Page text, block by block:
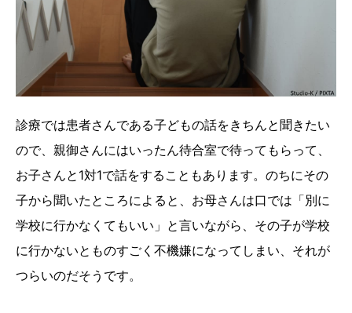
診療では患者さんである子どもの話をきちんと聞きたい
ので、親御さんにはいったん待合室で待ってもらって、
お子さんと1対1で話をすることもあります。のちにその
子から聞いたところによると、お母さんは口では「別に
学校に行かなくてもいい」と言いながら、その子が学校
に行かないとものすごく不機嫌になってしまい、それが
つらいのだそうです。